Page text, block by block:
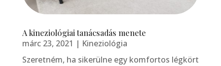
A kineziológiai tanácsadás menete
márc 23, 2021 | Kineziológia
Szeretném, ha sikerülne egy komfortos légkört